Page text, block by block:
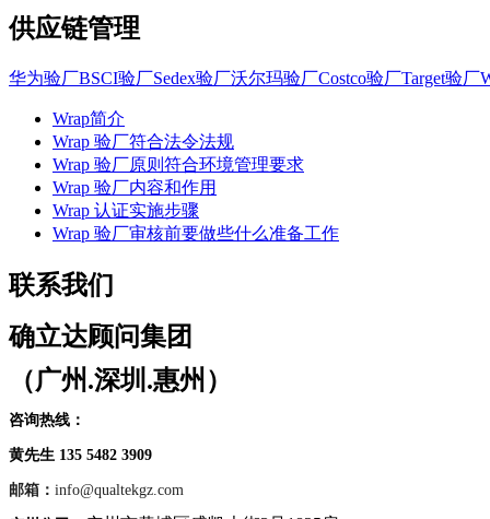
供应链管理
华为验厂BSCI验厂Sedex验厂沃尔玛验厂Costco验厂Target验厂
Wrap简介
Wrap 验厂符合法令法规
Wrap 验厂原则符合环境管理要求
Wrap 验厂内容和作用
Wrap 认证实施步骤
Wrap 验厂审核前要做些什么准备工作
联系我们
确立达顾问集团
（广州.深圳.惠州）
咨询热线：
黄先生 135 5482 3909
邮箱： info@qualtekgz.com